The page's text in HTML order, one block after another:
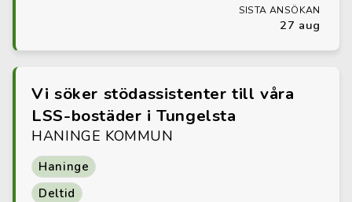
SISTA ANSÖKAN
27 aug
Vi söker stödassistenter till våra
LSS-bostäder i Tungelsta
HANINGE KOMMUN
Haninge
Deltid